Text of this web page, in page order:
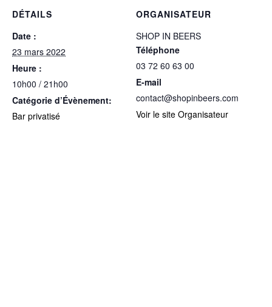
DÉTAILS
Date :
23 mars 2022
Heure :
10h00 / 21h00
Catégorie d’Évènement:
Bar privatisé
ORGANISATEUR
SHOP IN BEERS
Téléphone
03 72 60 63 00
E-mail
contact@shopinbeers.com
Voir le site Organisateur